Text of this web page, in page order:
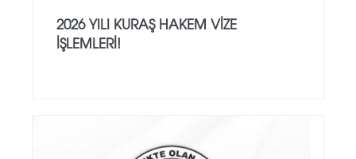
2026 YILI KURAŞ HAKEM VİZE
İŞLEMLERİ!